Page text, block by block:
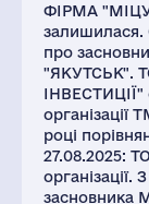
ФІРМА
про
"ЯКУТСЬК".
організації
році
27.08.2025:
засновника